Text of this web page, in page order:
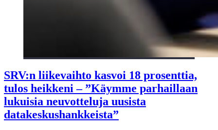
SRV:n liikevaihto kasvoi 18 prosenttia,
tulos heikkeni – ”Käymme parhaillaan
lukuisia neuvotteluja uusista
datakeskushankkeista”